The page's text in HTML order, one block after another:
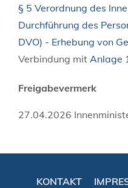
§ 5 Verordnung des
Durchführung des
DVO) - Erhebung von
Verbindung mit Anlage
Freigabevermerk
27.04.2026
KONTAKT